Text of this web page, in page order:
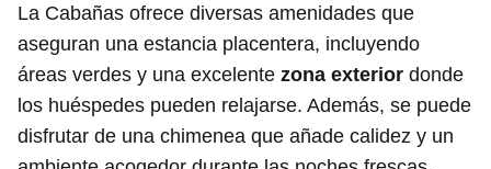
La Cabañas ofrece diversas amenidades que
aseguran una estancia placentera, incluyendo
áreas verdes y una excelente zona exterior donde
los huéspedes pueden relajarse. Además, se puede
disfrutar de una chimenea que añade calidez y un